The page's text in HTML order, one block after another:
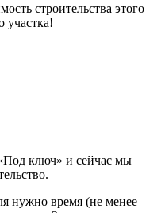
строительства этого
участка!
ключ» и сейчас мы
нужно время (не менее